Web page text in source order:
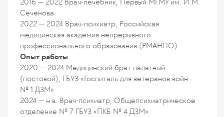
Сеченова
2022 — 2024 Врач-психиатр, Российская
медицинская академия непрерывного
профессионального образования (РМАНПО)
Опыт работы
2020 — 2024 Медицинский брат палатный
(постовой), ГБУЗ «Госпиталь для ветеранов войн
№ 1 ДЗМ»
2024 — н.в. Врач-психиатр, Общепсихиатрическое
отделение № 7 ГБУЗ «ПКБ № 4 ДЗМ»